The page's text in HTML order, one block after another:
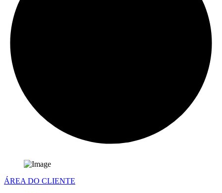
ÁREA DO CLIENTE